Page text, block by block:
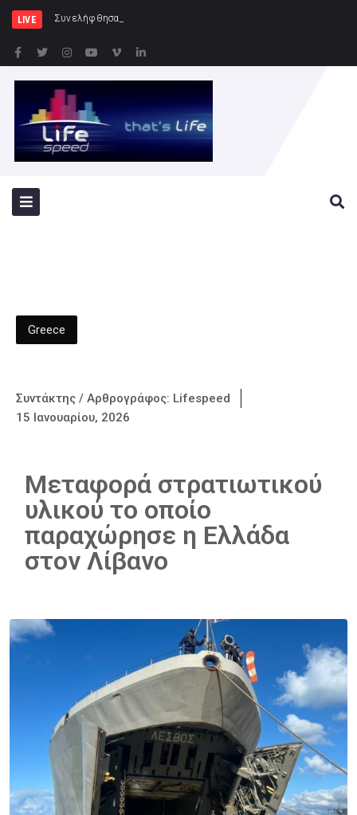
LIVE Συνελήφθησαν -3- άτομα για καλλιέ
Greece
Συντάκτης / Αρθρογράφος: Lifespeed
15 Ιανουαρίου, 2026
Μεταφορά στρατιωτικού
υλικού το οποίο
παραχώρησε η Ελλάδα
στον Λίβανο